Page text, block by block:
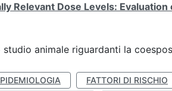
Relevant Dose Levels:
studio animale riguardanti la
FATTORI DI RISCHIO